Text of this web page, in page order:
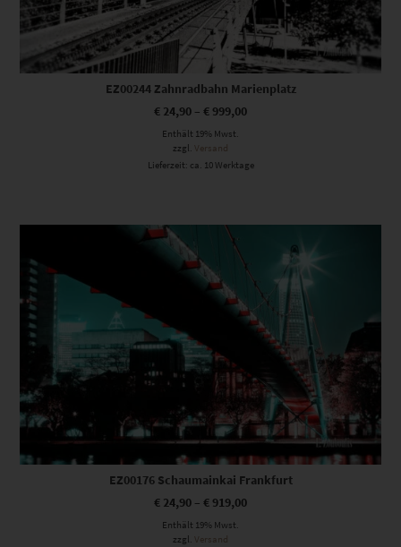
EZ00244 Zahnradbahn Marienplatz
€ 24,90 – € 999,00
Enthält 19% Mwst.
zzgl.
Versand
Lieferzeit: ca. 10 Werktage
Dieses Produkt weist mehrere Varianten auf. Die Optionen können auf der Produktseite gewählt werden
EZ00176 Schaumainkai Frankfurt
€ 24,90 – € 919,00
Enthält 19% Mwst.
zzgl. Versand